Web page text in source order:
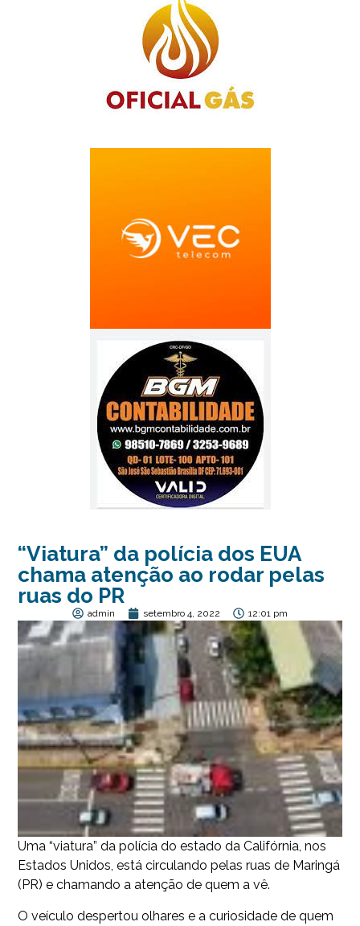
“Viatura” da polícia dos EUA
chama atenção ao rodar pelas
ruas do PR
admin setembro 4, 2022 12:01 pm
Uma “viatura” da polícia do estado da Califórnia, nos
Estados Unidos, está circulando pelas ruas de Maringá
(PR) e chamando a atenção de quem a vê.
O veículo despertou olhares e a curiosidade de quem